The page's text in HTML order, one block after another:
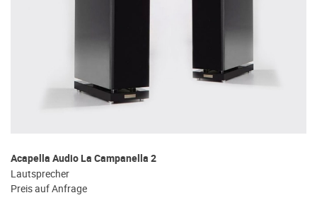
Acapella Audio La Campanella 2
Lautsprecher
Preis auf Anfrage